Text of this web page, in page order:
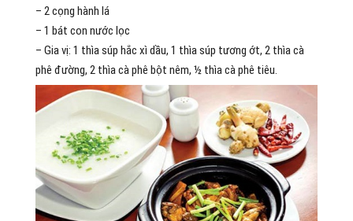
– 2 cọng hành lá
– 1 bát con nước lọc
– Gia vị: 1 thìa súp hắc xì dầu, 1 thìa súp tương ớt, 2 thìa cà
phê đường, 2 thìa cà phê bột nêm, ½ thìa cà phê tiêu.